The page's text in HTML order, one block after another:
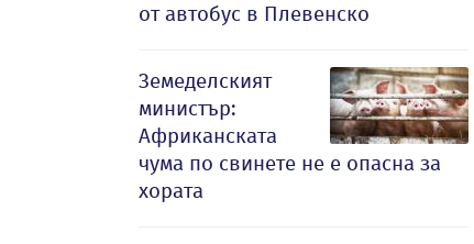
от автобус в Плевенско
Земеделският
министър:
Африканската
чума по свинете не е опасна за
хората